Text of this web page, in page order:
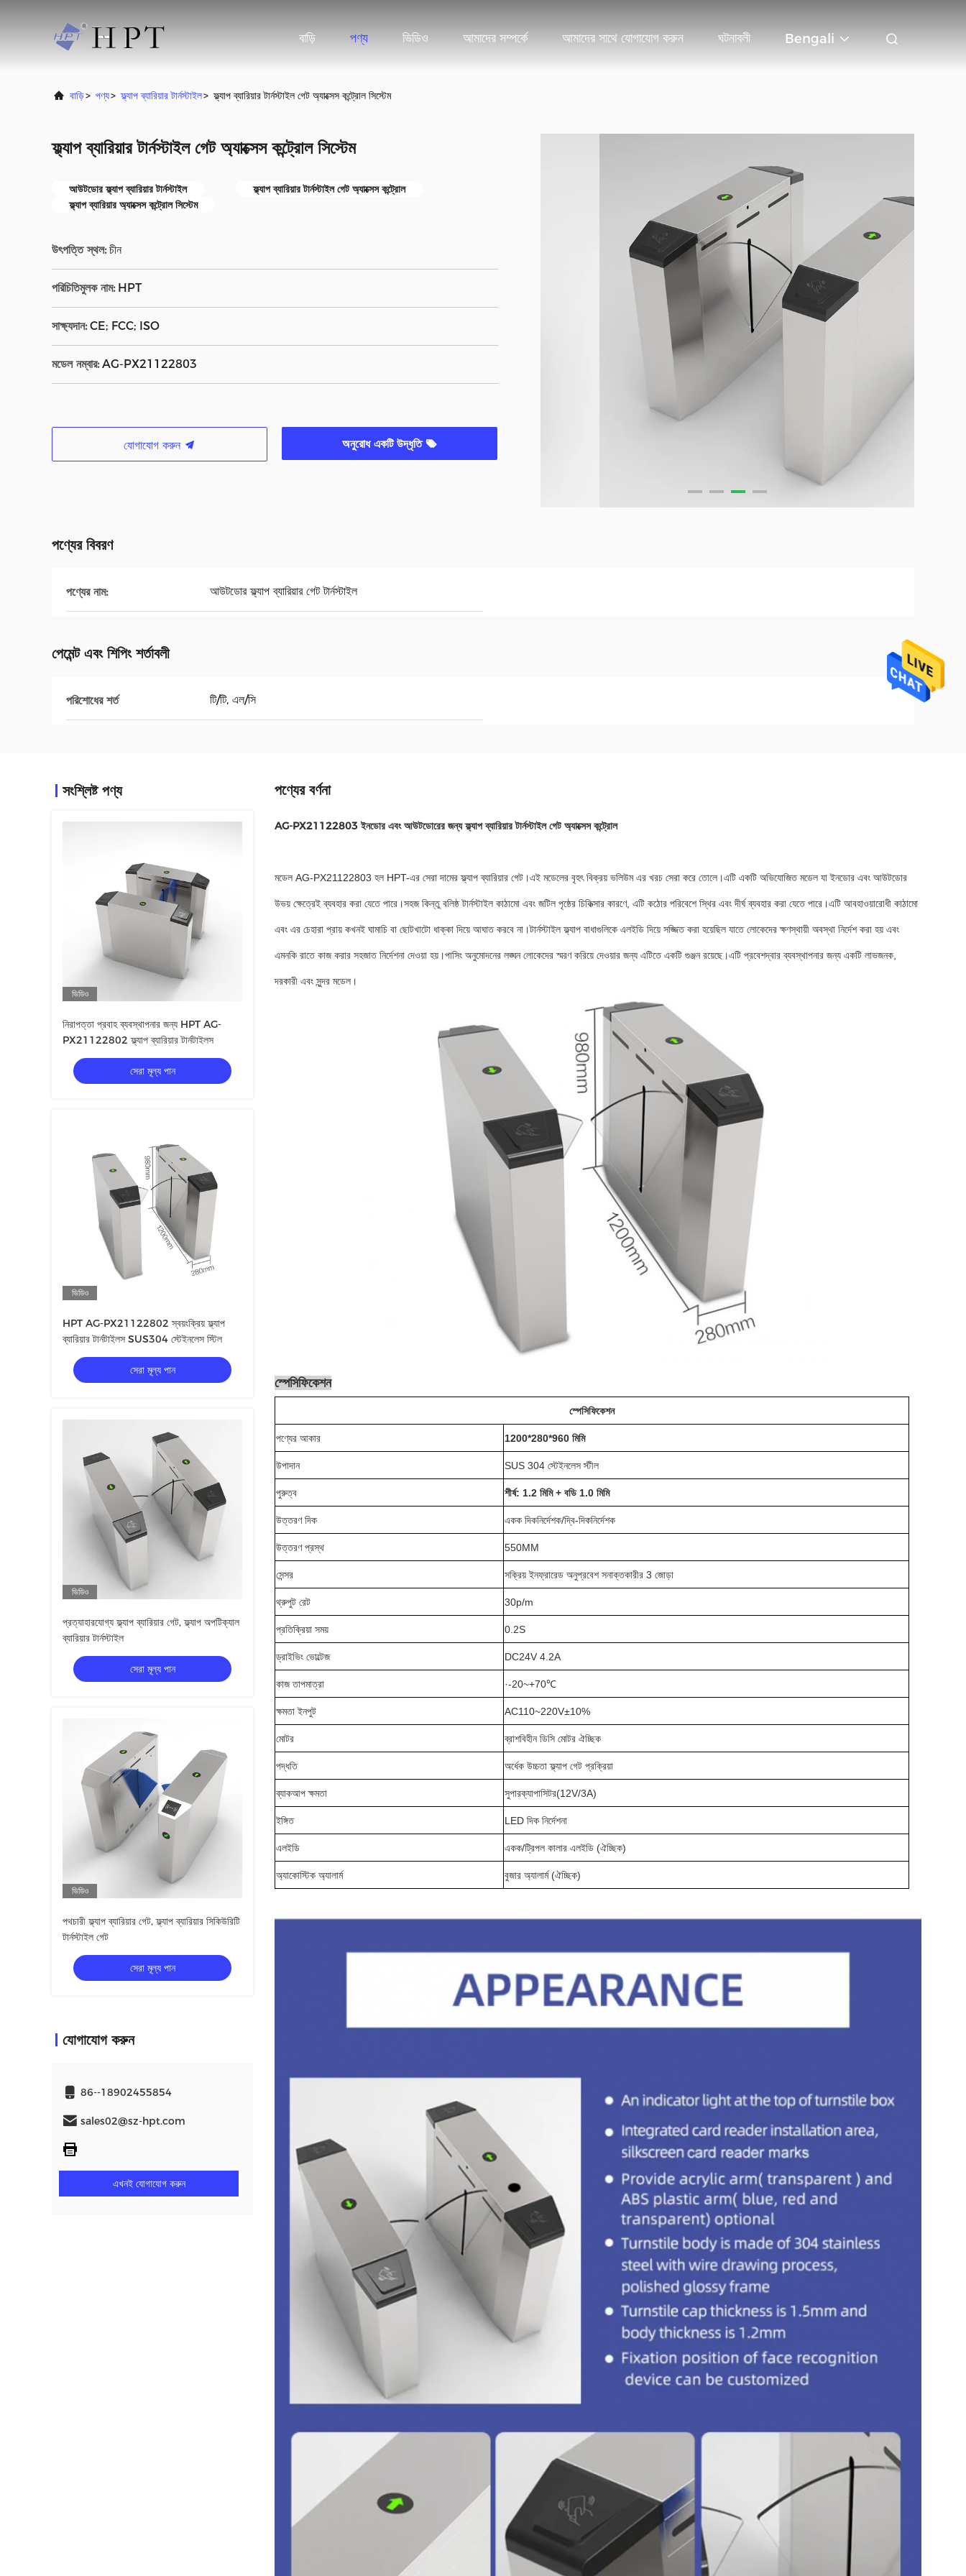
বাড়ি পণ্য ভিডিও আমাদের সম্পর্কে আমাদের সাথে যোগাযোগ করুন ঘটনাবলী Bengali
বাড়ি> পণ্য> ফ্ল্যাপ ব্যারিয়ার টার্নস্টাইল> ফ্ল্যাপ ব্যারিয়ার টার্নস্টাইল গেট অ্যাক্সেস কন্ট্রোল সিস্টেম
ফ্ল্যাপ ব্যারিয়ার টার্নস্টাইল গেট অ্যাক্সেস কন্ট্রোল সিস্টেম
আউটডোর ফ্ল্যাপ ব্যারিয়ার টার্নস্টাইল
ফ্ল্যাপ ব্যারিয়ার টার্নস্টাইল গেট অ্যাক্সেস কন্ট্রোল
ফ্ল্যাপ ব্যারিয়ার অ্যাক্সেস কন্ট্রোল সিস্টেম
উৎপত্তি স্থল: চীন
পরিচিতিমুলক নাম: HPT
সাক্ষ্যদান: CE; FCC; ISO
মডেল নম্বার: AG-PX21122803
যোগাযোগ করুন অনুরোধ একটি উদ্ধৃতি
পণ্যের বিবরণ
পণ্যের নাম: আউটডোর ফ্ল্যাপ ব্যারিয়ার গেট টার্নস্টাইল
পেমেন্ট এবং শিপিং শর্তাবলী
পরিশোধের শর্ত টি/টি, এল/সি
সংশ্লিষ্ট পণ্য
ভিডিও
নিরাপত্তা প্রবাহ ব্যবস্থাপনার জন্য HPT AG-
PX21122802 ফ্ল্যাপ ব্যারিয়ার টার্নটাইলস
সেরা মূল্য পান
ভিডিও
HPT AG-PX21122802 স্বয়ংক্রিয় ফ্ল্যাপ
ব্যারিয়ার টার্নটাইলস SUS304 স্টেইনলেস স্টিল
সেরা মূল্য পান
ভিডিও
প্রত্যাহারযোগ্য ফ্ল্যাপ ব্যারিয়ার গেট, ফ্ল্যাপ অপটিক্যাল
ব্যারিয়ার টার্নস্টাইল
সেরা মূল্য পান
ভিডিও
পথচারী ফ্ল্যাপ ব্যারিয়ার গেট, ফ্ল্যাপ ব্যারিয়ার সিকিউরিটি
টার্নস্টাইল গেট
সেরা মূল্য পান
যোগাযোগ করুন
86--18902455854
sales02@sz-hpt.com
এখনই যোগাযোগ করুন
পণ্যের বর্ণনা
AG-PX21122803 ইনডোর এবং আউটডোরের জন্য ফ্ল্যাপ ব্যারিয়ার টার্নস্টাইল গেট অ্যাক্সেস কন্ট্রোল
মডেল AG-PX21122803 হল HPT-এর সেরা দামের ফ্ল্যাপ ব্যারিয়ার গেট।এই মডেলের বৃহৎ বিক্রয় ভলিউম এর খরচ সেরা করে তোলে।এটি একটি অভিযোজিত মডেল যা ইনডোর এবং আউটডোর
উভয় ক্ষেত্রেই ব্যবহার করা যেতে পারে।সহজ কিন্তু বলিষ্ঠ টার্নস্টাইল কাঠামো এবং জটিল পৃষ্ঠের চিকিত্সার কারণে, এটি কঠোর পরিবেশে স্থির এবং দীর্ঘ ব্যবহার করা যেতে পারে।এটি আবহাওয়ারোধী কাঠামো
এবং এর চেহারা প্রায় কখনই ঘামাচি বা ছোটখাটো ধাক্কা দিয়ে আঘাত করবে না।টার্নস্টাইল ফ্ল্যাপ বাধাগুলিকে এলইডি দিয়ে সজ্জিত করা হয়েছিল যাতে লোকেদের ক্ষণস্থায়ী অবস্থা নির্দেশ করা হয় এবং
এমনকি রাতে কাজ করার সহজাত নির্দেশনা দেওয়া হয়।পাসিং অনুমোদনের লঙ্ঘন লোকেদের স্মরণ করিয়ে দেওয়ার জন্য এটিতে একটি গুঞ্জন রয়েছে।এটি প্রবেশদ্বার ব্যবস্থাপনার জন্য একটি লাভজনক,
দরকারী এবং সুন্দর মডেল।
স্পেসিফিকেশন
স্পেসিফিকেশন
পণ্যের আকার 1200*280*960 মিমি
উপাদান SUS 304 স্টেইনলেস স্টীল
পুরুত্ব শীর্ষ: 1.2 মিমি + বডি 1.0 মিমি
উত্তরণ দিক একক দিকনির্দেশক/দ্বি-দিকনির্দেশক
উত্তরণ প্রস্থ 550MM
সেন্সর সক্রিয় ইনফ্রারেড অনুপ্রবেশ সনাক্তকারীর 3 জোড়া
থ্রুপুট রেট 30p/m
প্রতিক্রিয়া সময় 0.2S
ড্রাইভিং ভোল্টেজ DC24V 4.2A
কাজ তাপমাত্রা ·-20~+70℃
ক্ষমতা ইনপুট AC110~220V±10%
মোটর ব্রাশবিহীন ডিসি মোটর ঐচ্ছিক
পদ্ধতি অর্ধেক উচ্চতা ফ্ল্যাপ গেট প্রক্রিয়া
ব্যাকআপ ক্ষমতা সুপারক্যাপাসিটর(12V/3A)
ইঙ্গিত LED দিক নির্দেশনা
এলইডি একক/ট্রিপল কালার এলইডি (ঐচ্ছিক)
অ্যাকোস্টিক অ্যালার্ম বুজার অ্যালার্ম (ঐচ্ছিক)